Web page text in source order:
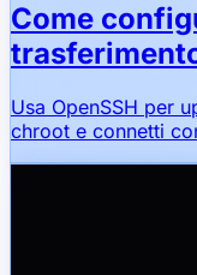
Come
Usa OpenSSH per
chroot e connetti